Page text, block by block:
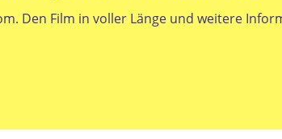
Den Film in voller Länge und weitere